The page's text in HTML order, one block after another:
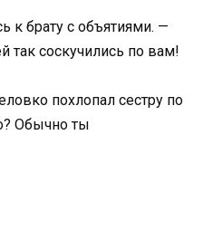
к брату с объятиями. —
соскучились по вам!
похлопал сестру по
Обычно ты